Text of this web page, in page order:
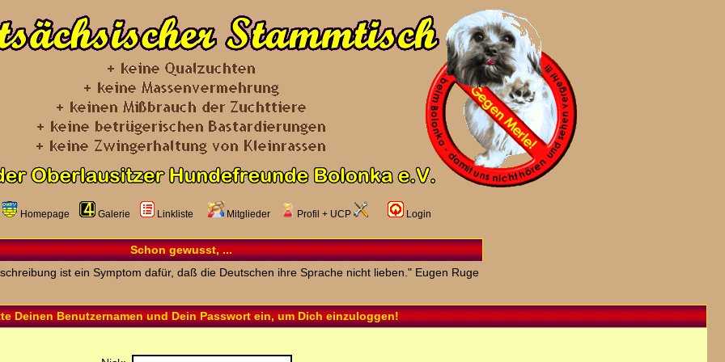
Homepage Galerie Linkliste Mitglieder Profil + UCP Login
Schon gewusst, ...
ist ein Symptom dafür, daß die Deutschen ihre Sprache nicht lieben." Eugen Ruge
Deinen Benutzernamen und Dein Passwort ein, um Dich einzuloggen!